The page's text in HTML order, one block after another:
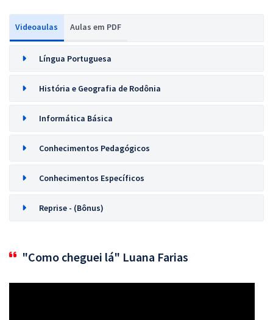
Videoaulas Aulas em PDF
Língua Portuguesa
História e Geografia de Rodônia
Informática Básica
Conhecimentos Pedagógicos
Conhecimentos Específicos
Reprise - (Bônus)
"Como cheguei lá" Luana Farias